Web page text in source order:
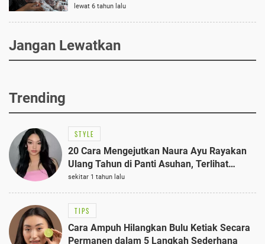
lewat 6 tahun lalu
Jangan Lewatkan
Trending
STYLE
20 Cara Mengejutkan Naura Ayu Rayakan
Ulang Tahun di Panti Asuhan, Terlihat
Anggun dengan Kaftan Cokelat
sekitar 1 tahun lalu
TIPS
Cara Ampuh Hilangkan Bulu Ketiak Secara
Permanen dalam 5 Langkah Sederhana